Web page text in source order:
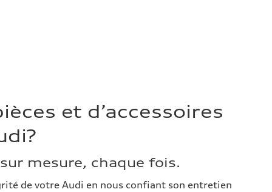
et d’accessoires
mesure, chaque fois.
de votre Audi en nous confiant son entretien